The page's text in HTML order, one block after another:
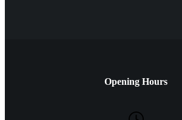
Opening Hours